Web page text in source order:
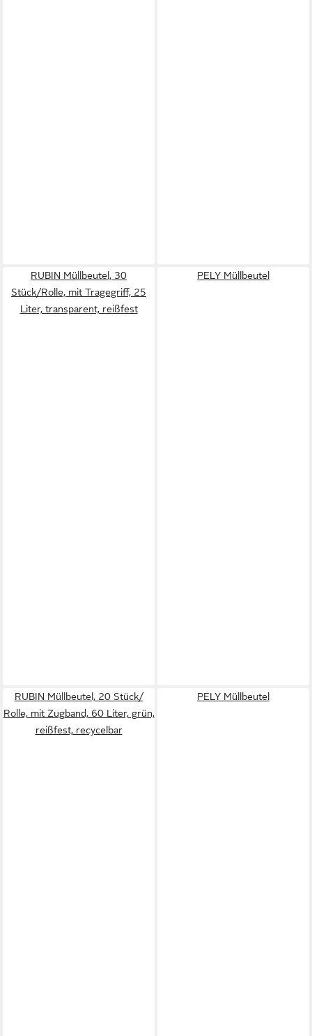
RUBIN Müllbeutel, 30
Stück/Rolle, mit Tragegriff, 25
Liter, transparent, reißfest
PELY Müllbeutel
RUBIN Müllbeutel, 20 Stück/
Rolle, mit Zugband, 60 Liter, grün,
reißfest, recycelbar
PELY Müllbeutel